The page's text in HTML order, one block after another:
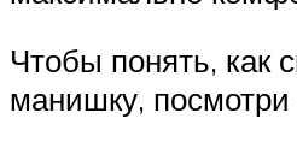
Чтобы понять, как
манишку, посмотри